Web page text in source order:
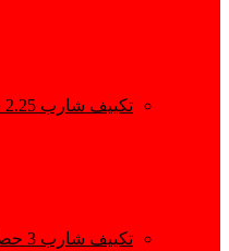
تكييف شارب 2.25 حصان
تكييف شارب 3 حصان